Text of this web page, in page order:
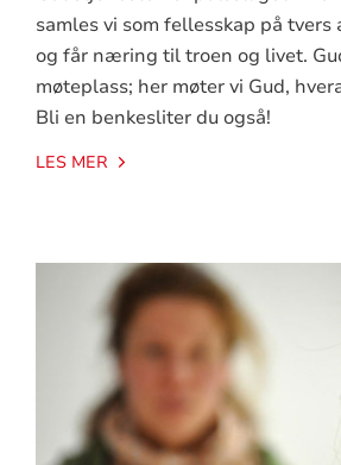
samles vi som fellesskap på tvers
og får næring til troen og livet.
møteplass; her møter vi Gud,
Bli en benkesliter du også!
LES MER